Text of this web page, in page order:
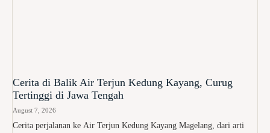
Cerita di Balik Air Terjun Kedung Kayang, Curug
Tertinggi di Jawa Tengah
August 7, 2026
Cerita perjalanan ke Air Terjun Kedung Kayang Magelang, dari arti